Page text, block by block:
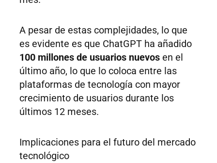
A pesar de estas complejidades, lo que
es evidente es que ChatGPT ha añadido
100 millones de usuarios nuevos en el
último año, lo que lo coloca entre las
plataformas de tecnología con mayor
crecimiento de usuarios durante los
últimos 12 meses.
Implicaciones para el futuro del mercado
tecnológico